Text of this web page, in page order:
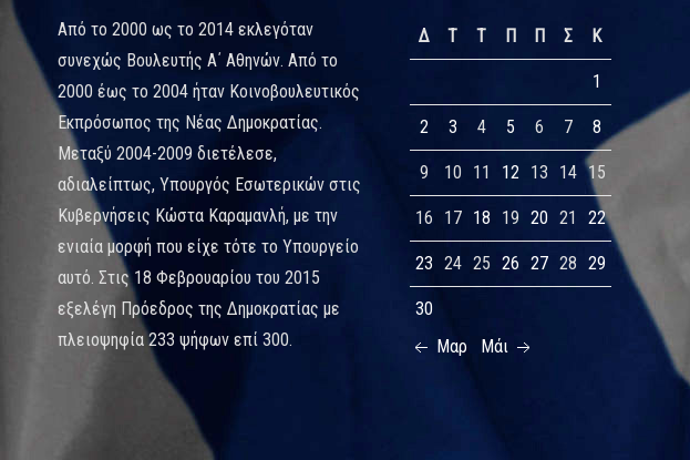
Από το 2000 ως το 2014 εκλεγόταν
συνεχώς Βουλευτής Α΄ Αθηνών. Από το
2000 έως το 2004 ήταν Κοινοβουλευτικός
Εκπρόσωπος της Νέας Δημοκρατίας.
Μεταξύ 2004-2009 διετέλεσε,
αδιαλείπτως, Υπουργός Εσωτερικών στις
Κυβερνήσεις Κώστα Καραμανλή, με την
ενιαία μορφή που είχε τότε το Υπουργείο
αυτό. Στις 18 Φεβρουαρίου του 2015
εξελέγη Πρόεδρος της Δημοκρατίας με
πλειοψηφία 233 ψήφων επί 300.
Δ Τ Τ Π Π Σ Κ
1
2 3 4 5 6 7 8
9 10 11 12 13 14 15
16 17 18 19 20 21 22
23 24 25 26 27 28 29
30
Μαρ
Μάι